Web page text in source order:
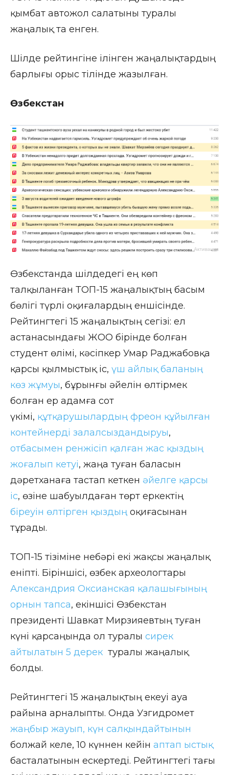
қымбат автожол салатыны туралы
жаңалық та енген.
Шілде рейтингіне ілінген жаңалықтардың
барлығы орыс тілінде жазылған.
Өзбекстан
Өзбекстанда шілдедегі ең көп
талқыланған ТОП-15 жаңалықтың басым
бөлігі түрлі оқиғалардың еншісінде.
Рейтингтегі 15 жаңалықтың сегізі: ел
астанасындағы ЖОО бірінде болған
студент өлімі, кәсіпкер Умар Раджабовқа
қарсы қылмыстық іс, үш айлық баланың
көз жұмуы, бұрынғы әйелін өлтірмек
болған ер адамға сот
үкімі, құтқарушылардың фреон құйылған
контейнерді залалсыздандыруы,
отбасымен ренжісіп қалған жас қыздың
жоғалып кетуі, жаңа туған баласын
дәретханаға тастап кеткен әйелге қарсы
іс, өзіне шабуылдаған төрт еркектің
біреуін өлтірген қыздың оқиғасынан
тұрады.
ТОП-15 тізіміне небәрі екі жақсы жаңалық
еніпті. Біріншісі, өзбек археологтары
Александрия Оксианская қалашығының
орнын тапса, екіншісі Өзбекстан
президенті Шавкат Мирзияевтың туған
күні қарсаңында ол туралы сирек
айтылатын 5 дерек туралы жаңалық
болды.
Рейтингтегі 15 жаңалықтың екеуі ауа
райына арналыпты. Онда Узгидромет
жаңбыр жауып, күн салқындайтынын
болжай келе, 10 күннен кейін аптап ыстық
басталатынын ескертеді. Рейтингтегі тағы